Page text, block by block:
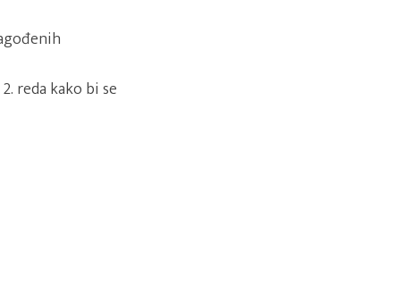
reda kako bi se